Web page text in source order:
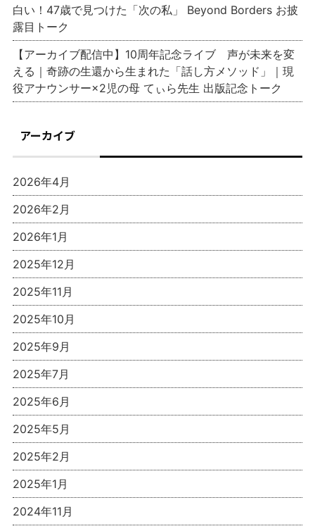
白い！47歳で見つけた「次の私」 Beyond Borders お披
露目トーク
【アーカイブ配信中】10周年記念ライブ 声が未来を変
える｜奇跡の生還から生まれた「話し方メソッド」｜現
役アナウンサー×2児の母 てぃら先生 出版記念トーク
アーカイブ
2026年4月
2026年2月
2026年1月
2025年12月
2025年11月
2025年10月
2025年9月
2025年7月
2025年6月
2025年5月
2025年2月
2025年1月
2024年11月